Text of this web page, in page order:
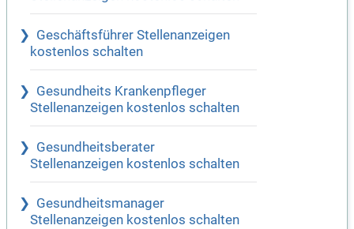
Geschäftsführer Stellenanzeigen
kostenlos schalten
Gesundheits Krankenpfleger
Stellenanzeigen kostenlos schalten
Gesundheitsberater
Stellenanzeigen kostenlos schalten
Gesundheitsmanager
Stellenanzeigen kostenlos schalten